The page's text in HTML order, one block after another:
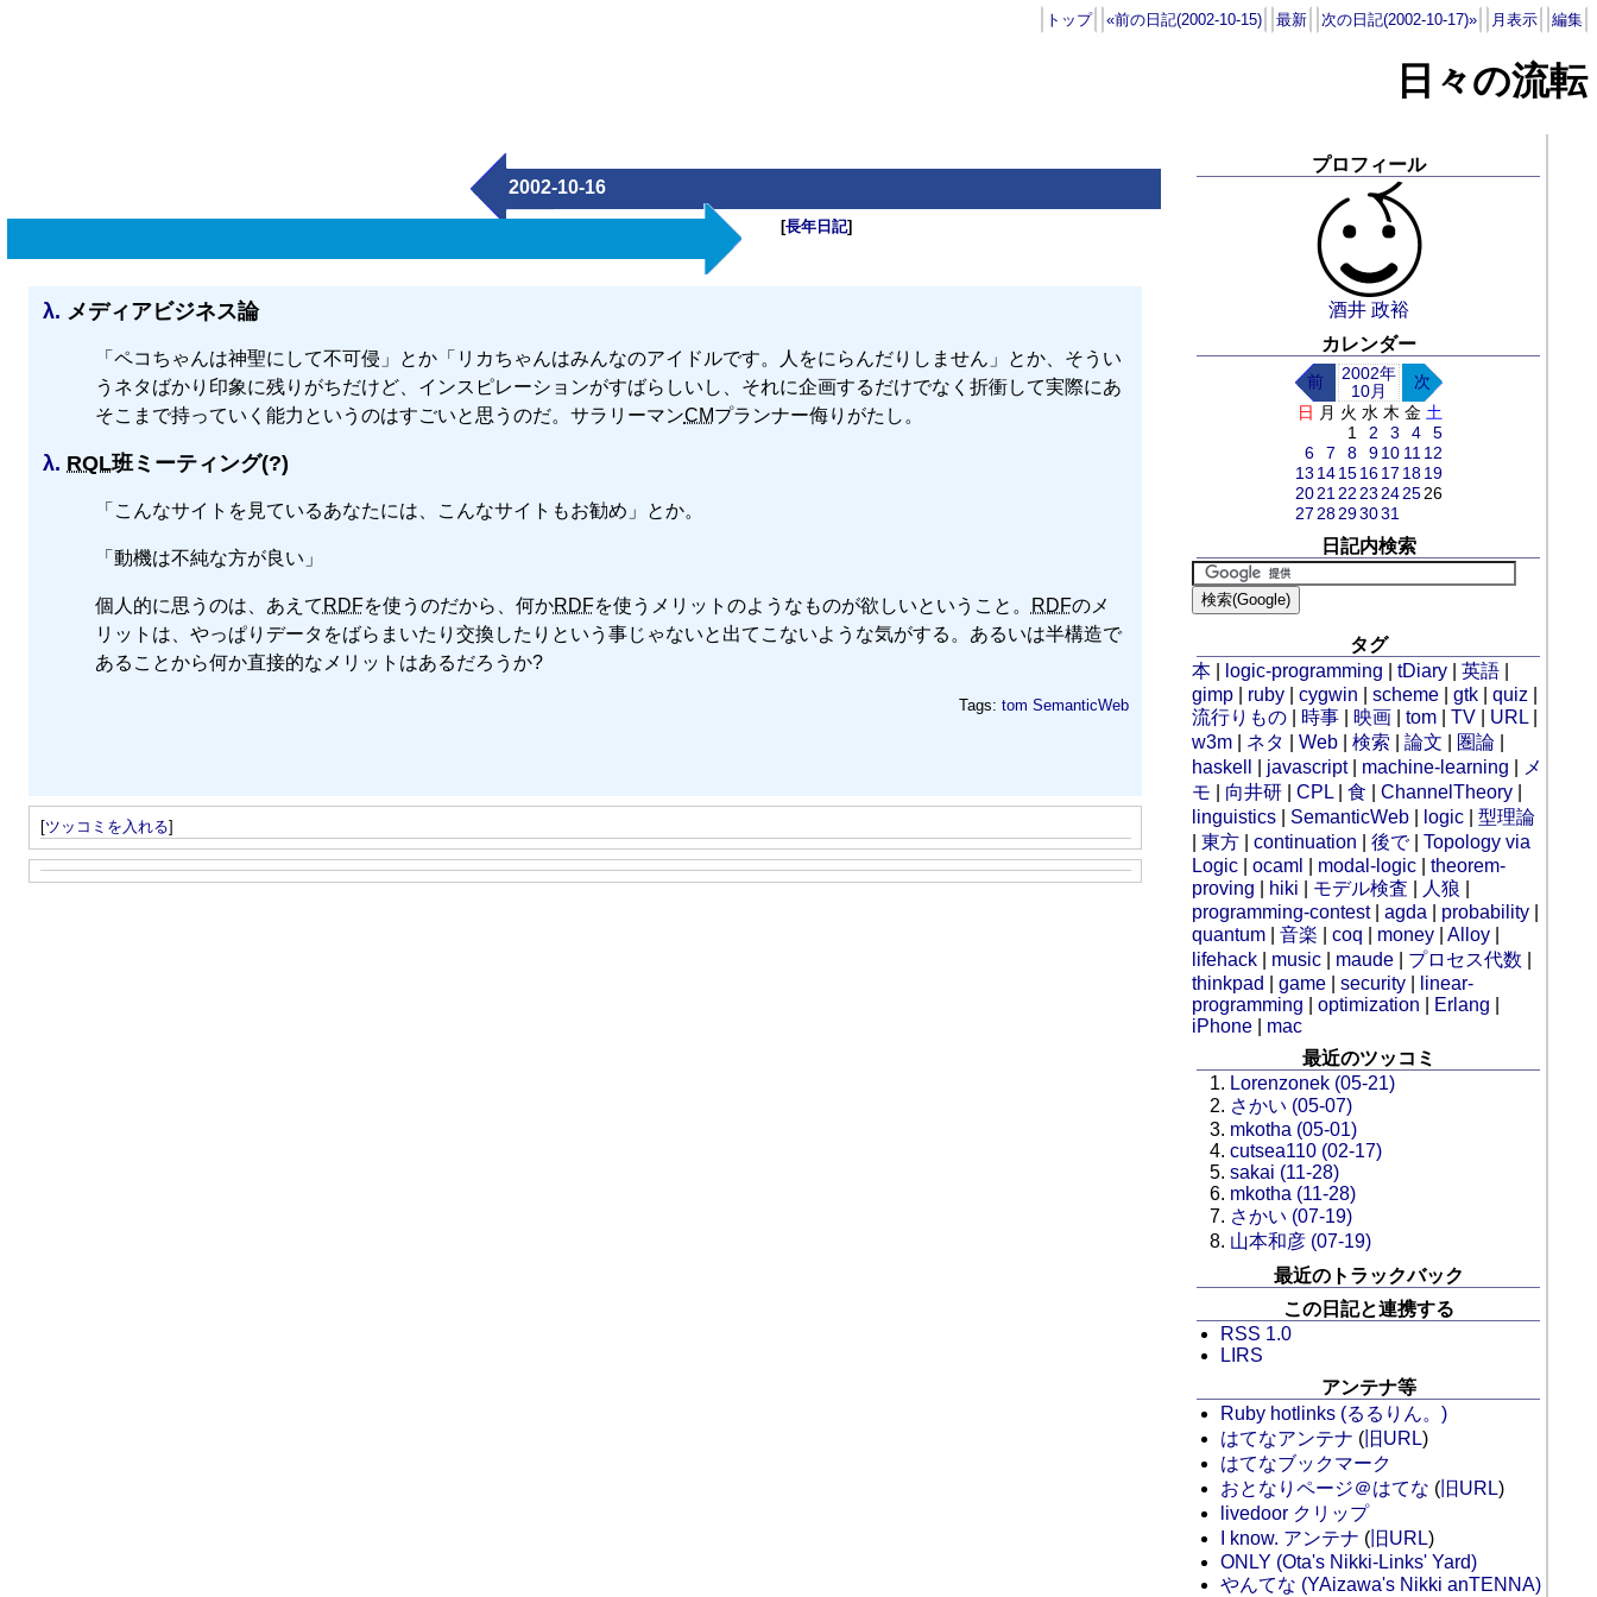
トップ «前の日記(2002-10-15) 最新 次の日記(2002-10-17)» 月表示 編集
日々の流転
2002-10-16
[長年日記]
λ. メディアビジネス論
「ペコちゃんは神聖にして不可侵」とか「リカちゃんはみんなのアイドルです。人をにらんだりしません」とか、そうい
うネタばかり印象に残りがちだけど、インスピレーションがすばらしいし、それに企画するだけでなく折衝して実際にあ
そこまで持っていく能力というのはすごいと思うのだ。サラリーマンCMプランナー侮りがたし。
λ. RQL班ミーティング(?)
「こんなサイトを見ているあなたには、こんなサイトもお勧め」とか。
「動機は不純な方が良い」
個人的に思うのは、あえて RDFを使うのだから、何かRDFを使うメリットのようなものが欲しいということ。 RDFのメ
リットは、やっぱりデータをばらまいたり交換したりという事じゃないと出てこないような気がする。あるいは半構造で
あることから何か直接的なメリットはあるだろうか?
Tags: tom SemanticWeb
[ツッコミを入れる]
プロフィール
酒井 政裕
カレンダー
前
2002年
10月
次
日 月 火 水 木 金 土
1
2 3 4
5
6
7 8 9 10 11 12
13 14 15 16 17 18 19
20 21 22 23 24 25 26
27 28 293031
日記内検索
タグ
本
logic-programming |tDiary |英語
gimp
ruby |cygwin |scheme |gtk |quiz
流行りもの
時事 映画 |tom |TV URL
w3m
ネタ |Web |検索 |論文 圏論
haskell
javascript| machine-learning
メ
モ
向井研 |CPL |食 |ChannelTheory
linguistics
SemanticWeb logic |型理論
|東方 |continuation |後で|Topology via
Logic |ocaml modal-logic |theorem-
proving
hiki モデル検査 人狼
programming-contest|agda probability
quantum |音楽 |coq money |Alloy
lifehack
music maude プロセス代数
thinkpad
|game |security
linear-
programming |optimization Erlang
iPhone
mac
最近のツッコミ
Lorenzonek (05-21)
さかい (05-07)
mkotha (05-01)
cutsea110 (02-17)
sakai (11-28)
mkotha (11-28)
さかい (07-19)
山本和彦 (07-19)
最近のトラックバック
この日記と連携する
RSS 1.0
LIRS
アンテナ等
Ruby hotlinks (るるりん。)
はてなアンテナ ( 旧URL)
はてなブックマーク
おとなりページ＠はてな ( 旧URL)
livedoor クリップ
I know. アンテナ ( 旧URL)
ONLY (Ota's Nikki-Links' Yard)
やんてな (YAizawa's Nikki anTENNA)